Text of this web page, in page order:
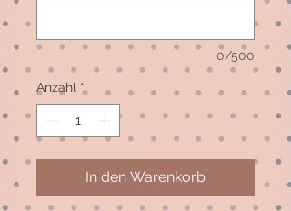
0/500
Anzahl *
In den Warenkorb